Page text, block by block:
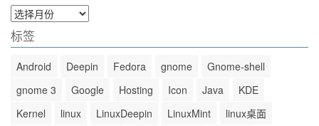
归
档
标签
Android Deepin Fedora gnome
Gnome-shell
gnome 3
Google Hosting Icon Java
KDE
Kernel
linux LinuxDeepin LinuxMint
linux桌面